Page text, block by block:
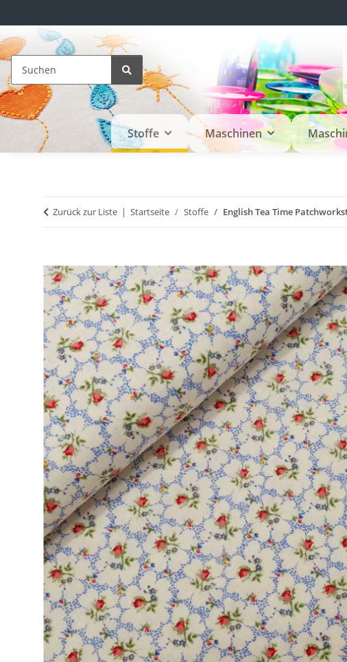
Stoffe Maschinen
Zurück zur Liste Startseite Stoffe English Tea Time